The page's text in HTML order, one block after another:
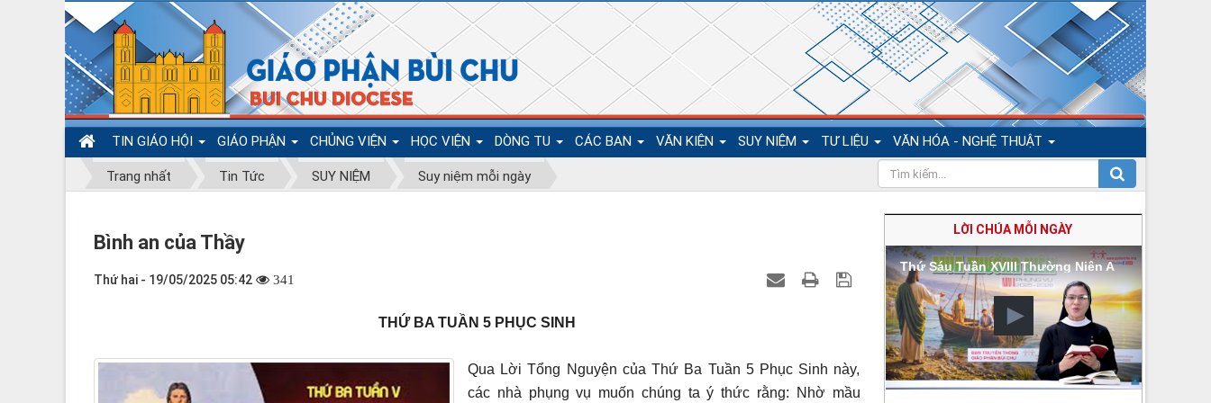
TIN GIÁO HỘI GIÁO PHẬN CHỦNG VIỆN HỌC VIỆN DÒNG TU CÁC BAN VĂN KIỆN SUY NIỆM TƯ LIỆU VĂN HÓA - NGHỆ THUẬT
Trang nhất Tin Tức SUY NIỆM Suy niệm mỗi ngày
Bình an của Thầy
Thứ hai - 19/05/2025 05:42 341
THỨ BA TUẦN 5 PHỤC SINH
Qua Lời Tổng Nguyện của Thứ Ba Tuần 5 Phục Sinh này,
các nhà phụng vụ muốn chúng ta ý thức rằng: Nhờ mầu
LỜI CHÚA MỖI NGÀY
Thứ Sáu Tuần XVIII Thường Niên A